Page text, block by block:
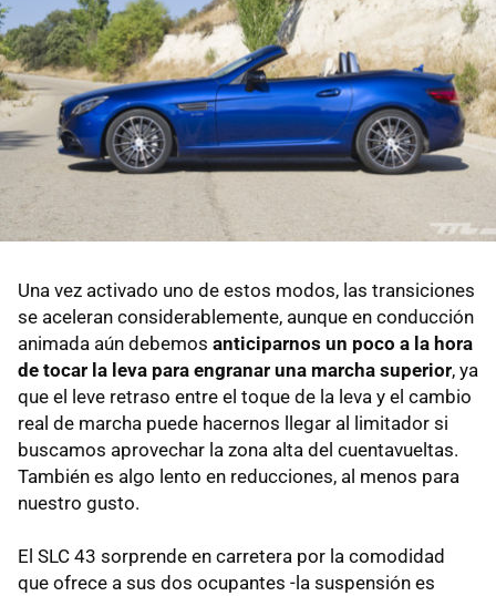
Una vez activado uno de estos modos, las transiciones
se aceleran considerablemente, aunque en conducción
animada aún debemos anticiparnos un poco a la hora
de tocar la leva para engranar una marcha superior, ya
que el leve retraso entre el toque de la leva y el cambio
real de marcha puede hacernos llegar al limitador si
buscamos aprovechar la zona alta del cuentavueltas.
También es algo lento en reducciones, al menos para
nuestro gusto.
El SLC 43 sorprende en carretera por la comodidad
que ofrece a sus dos ocupantes -la suspensión es